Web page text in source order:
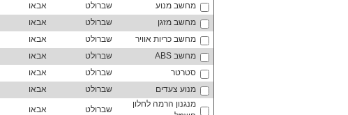
מחשב מנוע
שברולט אבאו
מחשב מזגן
שברולט אבאו
מחשב כריות אוויר
שברולט אבאו
מחשב ABS
שברולט אבאו
סטרטר
שברולט אבאו
מנוע צעדים
שברולט אבאו
מנגנון הרמה לחלון
שברולט אבאו